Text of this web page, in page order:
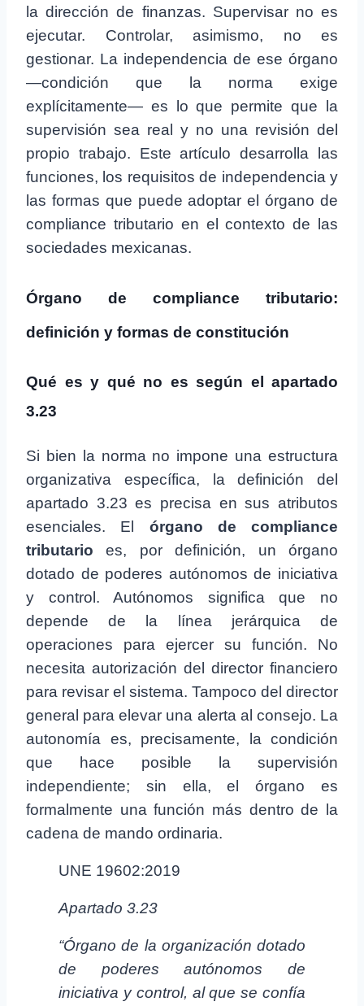
la dirección de finanzas. Supervisar no es
ejecutar. Controlar, asimismo, no es
gestionar. La independencia de ese órgano
—condición que la norma exige
explícitamente— es lo que permite que la
supervisión sea real y no una revisión del
propio trabajo. Este artículo desarrolla las
funciones, los requisitos de independencia y
las formas que puede adoptar el órgano de
compliance tributario en el contexto de las
sociedades mexicanas.
Órgano de compliance tributario:
definición y formas de constitución
Qué es y qué no es según el apartado
3.23
Si bien la norma no impone una estructura
organizativa específica, la definición del
apartado 3.23 es precisa en sus atributos
esenciales. El órgano de compliance
tributario es, por definición, un órgano
dotado de poderes autónomos de iniciativa
y control. Autónomos significa que no
depende de la línea jerárquica de
operaciones para ejercer su función. No
necesita autorización del director financiero
para revisar el sistema. Tampoco del director
general para elevar una alerta al consejo. La
autonomía es, precisamente, la condición
que hace posible la supervisión
independiente; sin ella, el órgano es
formalmente una función más dentro de la
cadena de mando ordinaria.
UNE 19602:2019
Apartado 3.23
“Órgano de la organización dotado
de poderes autónomos de
iniciativa y control, al que se confía